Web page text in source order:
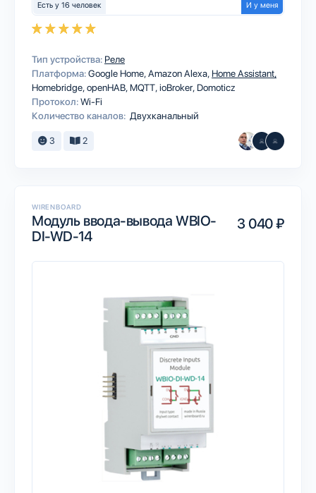
Есть у 16 человек И у меня
Тип устройства: Реле
Платформа:Google HomeAmazon Alexa Home Assistant
HomebridgeopenHAB MQTTioBroker Domoticz
Протокол:Wi-Fi
Количество каналов: Двухканальный
3 2
WIRENBOARD
Модуль ввода-вывода WBIO-
DI-WD-14
3 040 ₽